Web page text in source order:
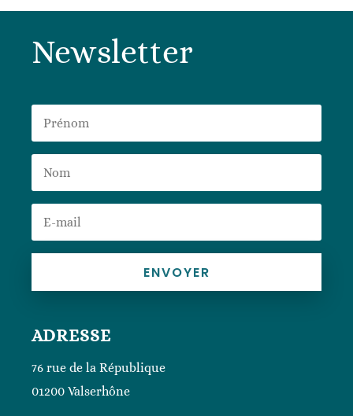
Newsletter
ENVOYER
ADRESSE
76 rue de la République
01200 Valserhône